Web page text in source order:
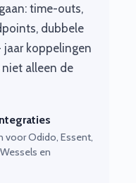
time-outs,
dubbele
jaar koppelingen
alleen de
voor Odido, Essent,
en